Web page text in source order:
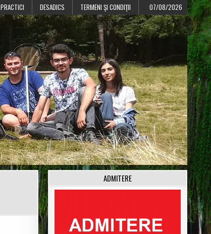
PRACTICI DESADICS TERMENI ŞI CONDIŢII 07/08/2026
ADMITERE